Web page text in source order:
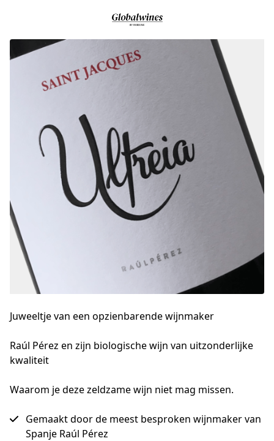
Juweeltje van een opzienbarende wijnmaker
Raúl Pérez en zijn biologische wijn van uitzonderlijke
kwaliteit
Waarom je deze zeldzame wijn niet mag missen.
Gemaakt door de meest besproken wijnmaker van
Spanje Raúl Pérez